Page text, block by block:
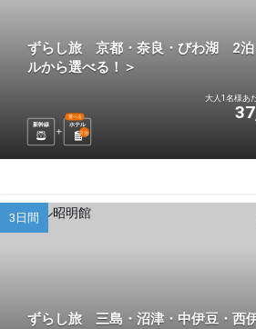
ずらし旅 京都・奈良・びわ湖 2泊
ルから選べる！＞
新幹線 ホテル
選べる
2泊
大人1名様あ
3日間
ずらし旅 三島・沼津・中伊豆・西